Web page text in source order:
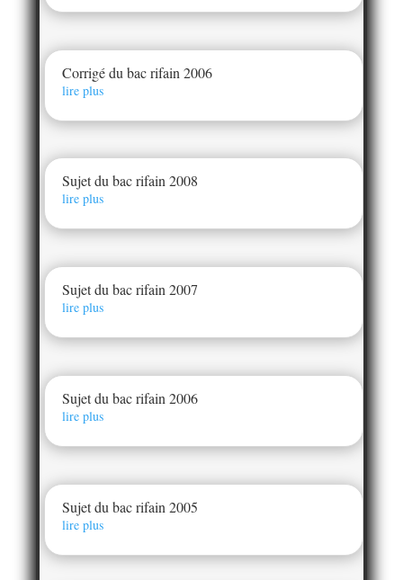
Corrigé du bac rifain 2006
lire plus
Sujet du bac rifain 2008
lire plus
Sujet du bac rifain 2007
lire plus
Sujet du bac rifain 2006
lire plus
Sujet du bac rifain 2005
lire plus